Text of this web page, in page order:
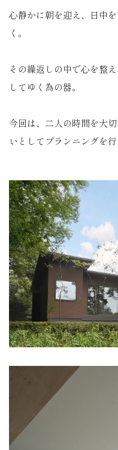
心静かに朝を迎え、日中
く。
その繰返しの中で心を整
してゆく為の器。
今回は、二人の時間を大
いとしてプランニングを行